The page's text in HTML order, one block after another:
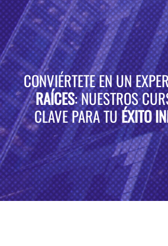
CONVIÉRTETE EN UN
RAÍCES: NUESTROS
CLAVE PARA TUÉXITO